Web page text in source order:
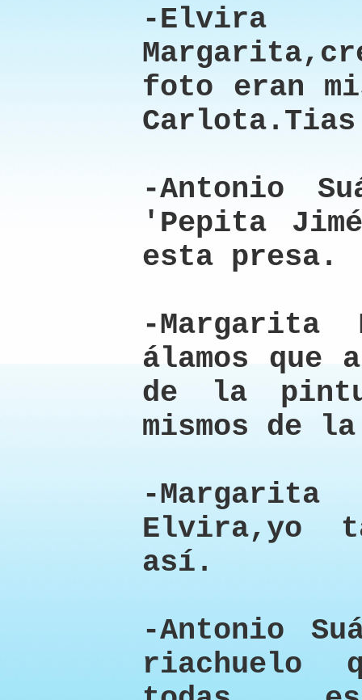
-Elvira
foto eran
-Antonio
'Pepita
esta presa.
-Margarita
álamos que
de la
mismos de
-
Elvira,yo
así.
-Antonio
riachuelo